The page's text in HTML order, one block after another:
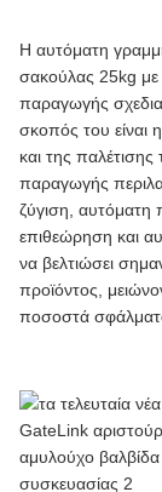
Η αυτόματη
σακούλας 25kg με
παραγωγής
σκοπός του είναι
και της
παραγωγής
ζύγιση,
επιθεώρηση και
να βελτιώσει
προϊόντος,
ποσοστά